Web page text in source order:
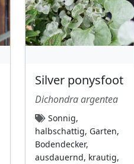
Silver ponysfoot
Dichondra argentea
Sonnig,
halbschattig, Garten,
Bodendecker,
ausdauernd, krautig,